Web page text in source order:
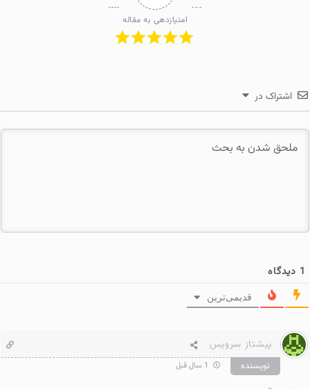
امتیازدهی به مقاله
اشتراک در
1 دیدگاه
قدیمی‌ترین
پیشتاز سرویس
نویسنده